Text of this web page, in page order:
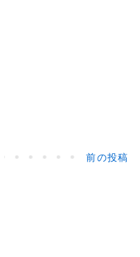
前の投稿